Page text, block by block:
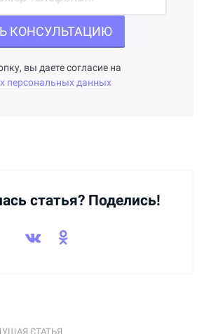
КОНСУЛЬТАЦИЮ
вы даете согласие на
персональных данных
статья? Поделись!